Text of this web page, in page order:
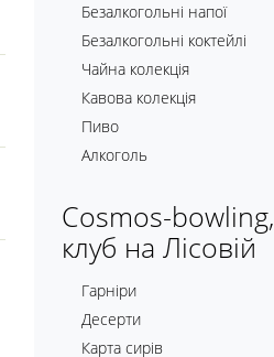
Безалкогольні напої
Безалкогольні коктейлі
Чайна колекція
Кавова колекція
Пиво
Алкоголь
Cosmos-bowling,
клуб на Лісовій
Гарніри
Десерти
Карта сирів